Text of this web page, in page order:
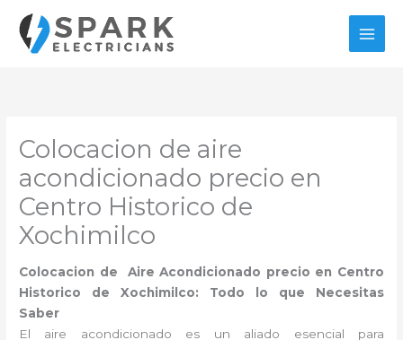
contenido
Colocacion de aire
acondicionado precio en
Centro Historico de
Xochimilco
Colocacion de Aire Acondicionado precio en Centro
Historico de Xochimilco: Todo lo que Necesitas
Saber
El aire acondicionado es un aliado esencial para